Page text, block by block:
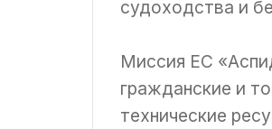
судоходства и
Миссия ЕС
гражданские и
технические